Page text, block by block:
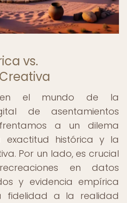
vs.
en el mundo de la
de asentamientos
a un dilema
exactitud histórica y la
Por un lado, es crucial
en datos
y evidencia empírica
fidelidad a la realidad